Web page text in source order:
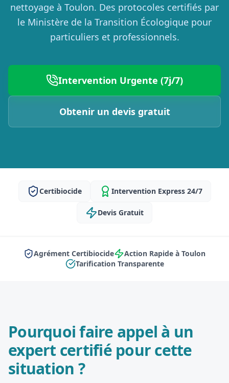
nettoyage à Toulon. Des protocoles certifiés par
le Ministère de la Transition Écologique pour
particuliers et professionnels.
Intervention Urgente (7j/7)
Obtenir un devis gratuit
Certibiocide Intervention Express 24/7
Devis Gratuit
Agrément Certibiocide
Action Rapide à Toulon
Tarification Transparente
Pourquoi faire appel à un
expert certifié pour cette
situation ?